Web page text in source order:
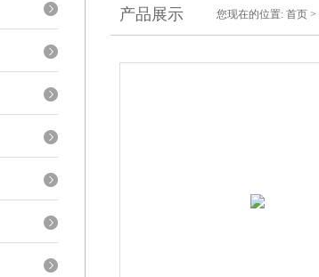
产品展示 您现在的位置: 首页 >